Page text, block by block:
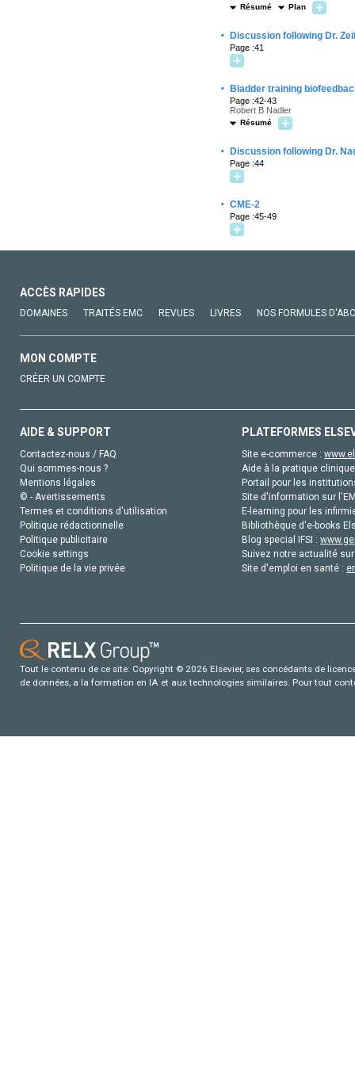
Résumé Plan
· Discussion following Dr.
Page :41
· Bladder training
Page :42-43
Robert B Nadler
Résumé
· Discussion following Dr.
Page :44
· CME-2
Page :45-49
ACCÈS RAPIDES
DOMAINES TRAITÉS EMC REVUES LIVRES NOS FORMULES
MON COMPTE
CRÉER UN COMPTE
AIDE & SUPPORT
Contactez-nous / FAQ
Qui sommes-nous ?
Mentions légales
© - Avertissements
Termes et conditions d'utilisation
Politique rédactionnelle
Politique publicitaire
Cookie settings
Politique de la vie privée
PLATEFORMES
Site e-commerce :
Aide à la pratique
Portail pour les
Site d'information sur
E-learning pour les
Bibliothèque d'e-books
Blog special IFSI :
Suivez notre actualité
Site d'emploi en santé :
Tout le contenu de ce site: Copyright © 2026 Elsevier, ses concédants de
de données, a la formation en IA et aux technologies similaires. Pour tout